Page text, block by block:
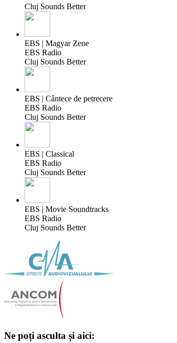
Cluj Sounds Better
EBS | Magyar Zene
EBS Radio
Cluj Sounds Better
EBS | Cântece de petrecere
EBS Radio
Cluj Sounds Better
EBS | Classical
EBS Radio
Cluj Sounds Better
EBS | Movie Soundtracks
EBS Radio
Cluj Sounds Better
Ne poți asculta și aici: